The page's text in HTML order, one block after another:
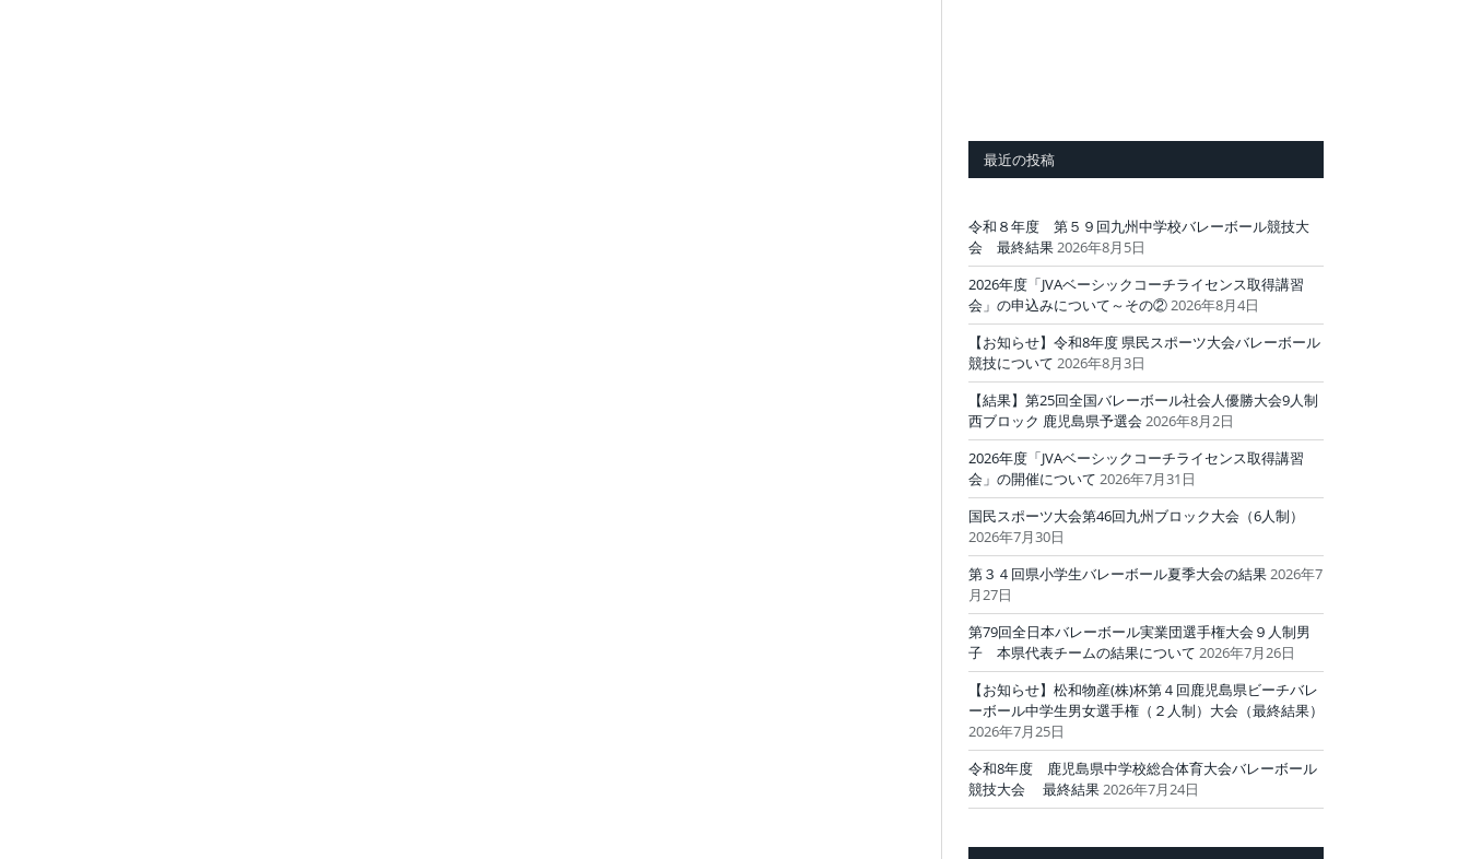
最近の投稿
令和８年度 第５９回九州中学校バレーボール競技大
会 最終結果2026年8月5日
2026年度「JVAベーシックコーチライセンス取得講習
会」の申込みについて～その②2026年8月4日
【お知らせ】令和8年度 県民スポーツ大会バレーボール
競技について 2026年8月3日
【結果】第25回全国バレーボール社会人優勝大会9人制
西ブロック 鹿児島県予選会 2026年8月2日
2026年度「JVAベーシックコーチライセンス取得講習
会」の開催について 2026年7月31日
国民スポーツ大会第46回九州ブロック大会（6人制）
2026年7月30日
第３４回県小学生バレーボール夏季大会の結果2026年7
月27日
第79回全日本バレーボール実業団選手権大会９人制男
子 本県代表チームの結果について 2026年7月26日
【お知らせ】松和物産(株)杯第４回鹿児島県ビーチバレ
ーボール中学生男女選手権（２人制）大会（最終結果）
2026年7月25日
令和8年度 鹿児島県中学校総合体育大会バレーボール
競技大会 最終結果2026年7月24日